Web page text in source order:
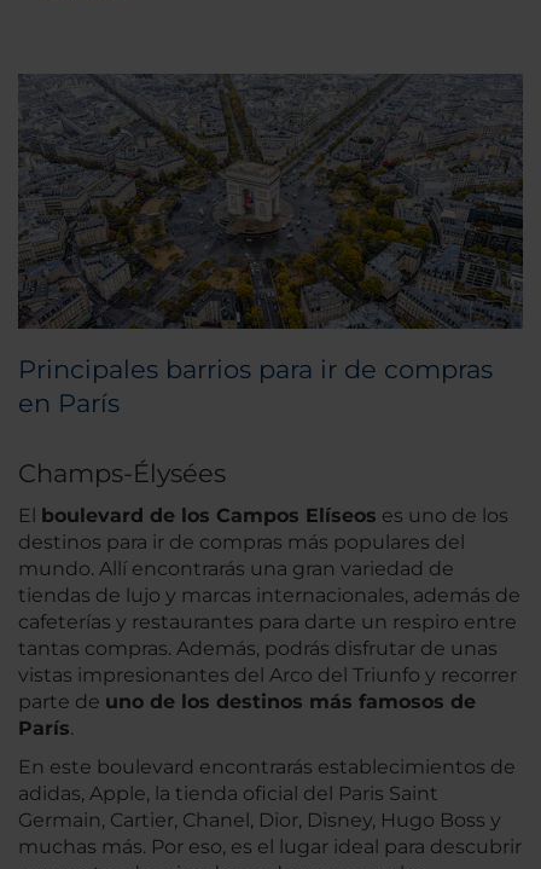
Principales barrios para ir de compras
en París
Champs-Élysées
El boulevard de los Campos Elíseos es uno de los
destinos para ir de compras más populares del
mundo. Allí encontrarás una gran variedad de
tiendas de lujo y marcas internacionales, además de
cafeterías y restaurantes para darte un respiro entre
tantas compras. Además, podrás disfrutar de unas
vistas impresionantes del Arco del Triunfo y recorrer
parte de uno de los destinos más famosos de
París.
En este boulevard encontrarás establecimientos de
adidas, Apple, la tienda oficial del Paris Saint
Germain, Cartier, Chanel, Dior, Disney, Hugo Boss y
muchas más. Por eso, es el lugar ideal para descubrir